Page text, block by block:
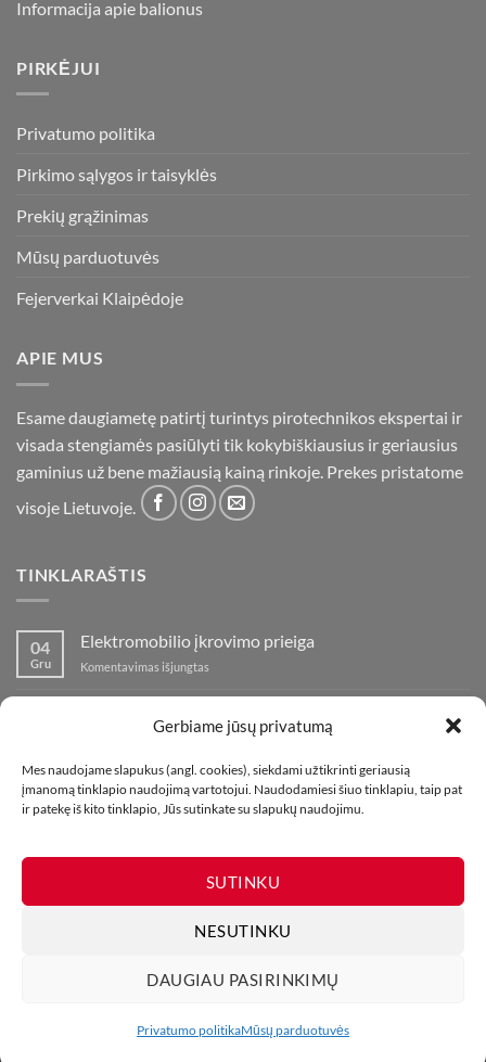
Gerbiame jūsų privatumą
Mes naudojame slapukus (angl. cookies), siekdami užtikrinti geriausią
įmanomą tinklapio naudojimą vartotojui. Naudodamiesi šiuo tinklapiu, taip pat
ir patekę iš kito tinklapio, Jūs sutinkate su slapukų naudojimu.
SUTINKU
NESUTINKU
DAUGIAU PASIRINKIMŲ
Privatumo politikaMūsų parduotuvės
Informacija apie balionus
PIRKĖJUI
Privatumo politika
Pirkimo sąlygos ir taisyklės
Prekių grąžinimas
Mūsų parduotuvės
Fejerverkai Klaipėdoje
APIE MUS
Esame daugiametę patirtį turintys pirotechnikos ekspertai ir
visada stengiamės pasiūlyti tik kokybiškiausius ir geriausius
gaminius už bene mažiausią kainą rinkoje. Prekes pristatome
visoje Lietuvoje.
TINKLARAŠTIS
04
Gru
Elektromobilio įkrovimo prieiga
Komentavimas išjungtas
prieiga
įraše
fejerverkų
parduotuvė
Klaipedoje!
01
Lap
Kaip fotografuoti fejerverkus
Komentavimas išjungtasįraše
MŪSŲ PARDUOTUVĖS KONTAKTAI TINKLARAŠTIS
UAB Bombikė